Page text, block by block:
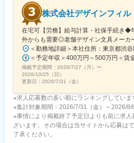
株式会社デザインフィル
在宅可【労務】給与計算・社保手続き
外からも需要◎老舗デザイン文具メーカ
掲載予定期間： 2026/7/27（月） 〜
2026/10/25（日）
更新日： 2026/7/31（金）
※求人応募数の多い順にランキングしていま
※集計対象期間：2026/7/31（金）～2026/8/6
※事情により掲載終了予定日よりも前に求
ざいます。その場合は当サイトから応募は
了承ください。